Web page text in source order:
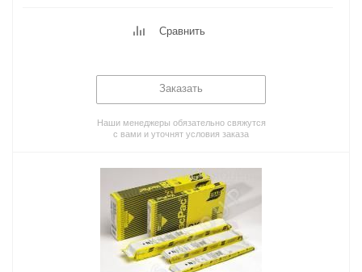
Сравнить
Заказать
Наши менеджеры обязательно свяжутся
с вами и уточнят условия заказа